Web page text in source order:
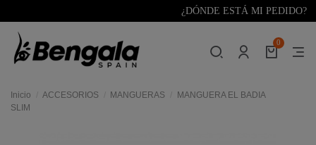
¿DÓNDE ESTÁ MI PEDIDO?
0
Inicio ACCESORIOS MANGUERAS
MANGUERA EL BADIA
SLIM